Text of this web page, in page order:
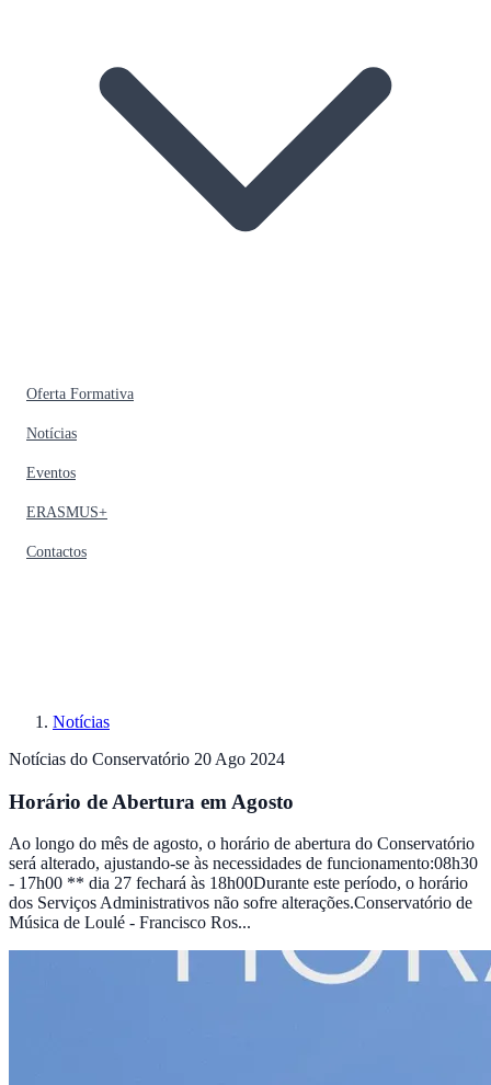
Oferta Formativa
Notícias
Eventos
ERASMUS+
Contactos
Notícias
Notícias do Conservatório 20 Ago 2024
Horário de Abertura em Agosto
Ao longo do mês de agosto, o horário de abertura do Conservatório
será alterado, ajustando-se às necessidades de funcionamento:08h30
- 17h00 ** dia 27 fechará às 18h00Durante este período, o horário
dos Serviços Administrativos não sofre alterações.Conservatório de
Música de Loulé - Francisco Ros...